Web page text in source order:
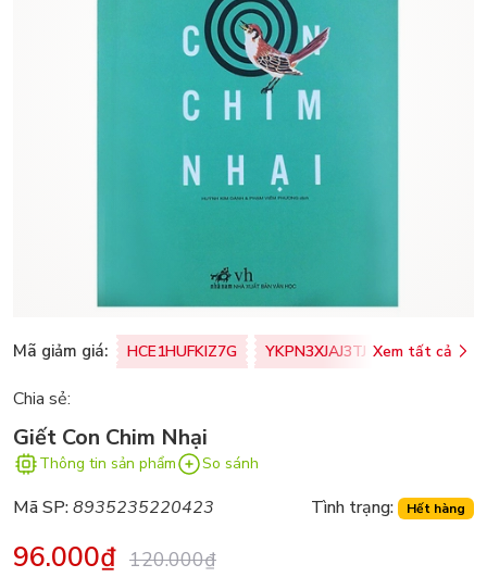
Mã giảm giá: HCE1HUFKIZ7G YKPN3XJAJ3TJ Xem tất cả
Chia sẻ:
Giết Con Chim Nhại
Thông tin sản phẩm So sánh
Mã SP:8935235220423 Tình trạng: Hết hàng
96.000₫ 120.000₫